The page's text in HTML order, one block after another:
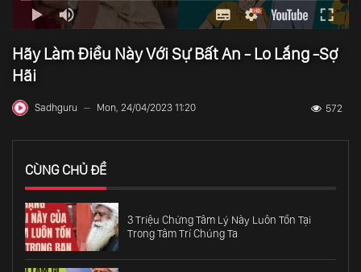
Hãy Làm Điều Này Với Sự Bất An - Lo Lắng -Sợ
Hãi
Sadhguru — Mon, 24/04/2023 11:20 572
CÙNG CHỦ ĐỀ
3 Triệu Chứng Tâm Lý Này Luôn Tồn Tại
Trong Tâm Trí Chúng Ta